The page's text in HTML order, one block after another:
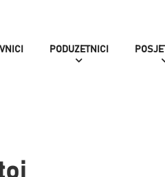
PODUZETNICI